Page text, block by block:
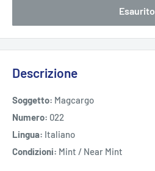
Esaurito
Descrizione
Soggetto: Magcargo
Numero: 022
Lingua: Italiano
Condizioni: Mint / Near Mint